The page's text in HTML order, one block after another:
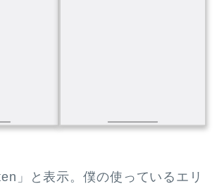
」と表示。僕の使っているエリ